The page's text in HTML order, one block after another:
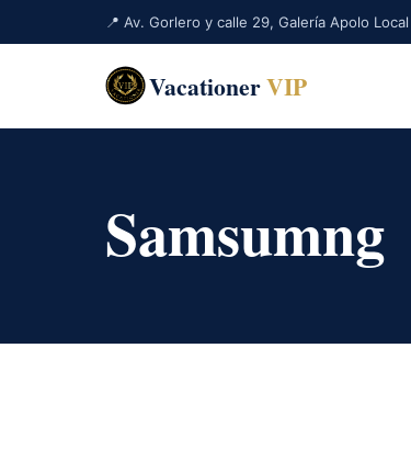
📍 Av. Gorlero y calle 29, Galería Apolo
VacationerVIP
Samsumng